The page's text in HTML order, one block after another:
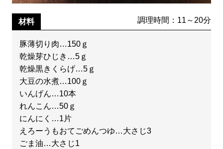
材料 調理時間：11～20分
豚薄切り肉…150ｇ
乾燥芽ひじき…5ｇ
乾燥黒きくらげ…5ｇ
大豆の水煮…100ｇ
いんげん…10本
れんこん…50ｇ
にんにく…1片
えろーうもおてごめんつゆ…大さじ3
ごま油…大さじ1